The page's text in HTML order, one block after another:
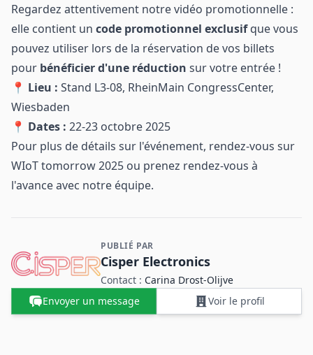
Regardez attentivement notre vidéo promotionnelle :
elle contient un code promotionnel exclusifque vous
pouvez utiliser lors de la réservation de vos billets
pour bénéficier d'une réduction sur votre entrée !
📍 Lieu : Stand L3-08, RheinMain CongressCenter,
Wiesbaden
📍 Dates : 22-23 octobre 2025
Pour plus de détails sur l'événement, rendez-vous sur
WIoT tomorrow 2025 ou prenez rendez-vous à
l'avance avec notre équipe.
Contact et informations sur l'entreprise
PUBLIÉ PAR
Cisper Electronics
Contact : Carina ​Drost‑Olijve
Envoyer un message
Voir le profil